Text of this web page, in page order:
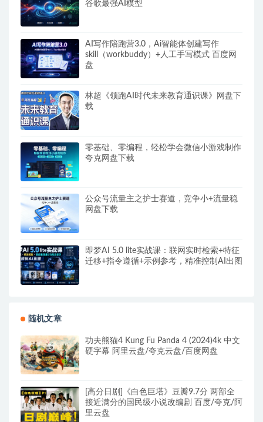
谷歌最强AI模型
AI写作陪跑营3.0，Ai智能体创建写作
skill（workbuddy）+人工手写模式 百度网
盘
林超《领跑AI时代未来教育通识课》网盘下
载
零基础、零编程，轻松学会微信小游戏制作
夸克网盘下载
公众号流量主之护士赛道，竞争小+流量稳
网盘下载
即梦AI 5.0 lite实战课：联网实时检索+特征
迁移+指令遵循+示例参考，精准控制AI出图
随机文章
功夫熊猫4 Kung Fu Panda 4 (2024)4k 中文
硬字幕 阿里云盘/夸克云盘/百度网盘
[高分日剧]《白色巨塔》豆瓣9.7分 两部全
接近满分的国民级小说改编剧 百度/夸克/阿
里云盘